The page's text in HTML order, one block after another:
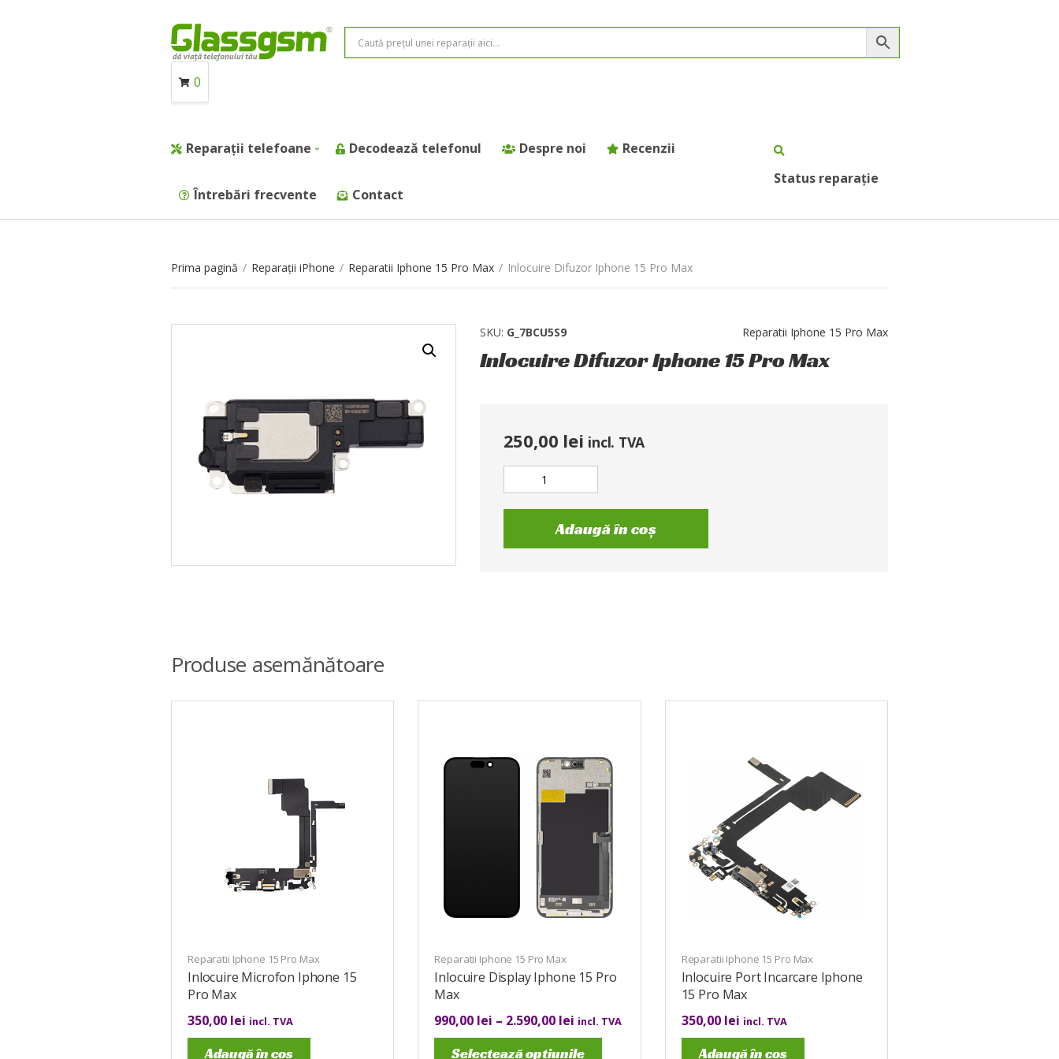
0
Reparații telefoane Decodează telefonul Despre noi Recenzii
Întrebări frecvente Contact
Status reparație
Prima pagină / Reparații iPhone / Reparatii Iphone 15 Pro Max / Inlocuire Difuzor Iphone 15 Pro Max
SKU: G_7BCU5S9 Reparatii Iphone 15 Pro Max
Inlocuire Difuzor Iphone 15 Pro Max
250,00 lei incl. TVA
Adaugă în coș
Produse asemănătoare
Reparatii Iphone 15 Pro Max
Inlocuire Microfon Iphone 15
Pro Max
350,00 lei incl. TVA
Adaugă în coș
Reparatii Iphone 15 Pro Max
Inlocuire Display Iphone 15 Pro
Max
990,00 lei – 2.590,00 lei incl. TVA
Selectează opțiunile
Reparatii Iphone 15 Pro Max
Inlocuire Port Incarcare Iphone
15 Pro Max
350,00 lei incl. TVA
Adaugă în coș